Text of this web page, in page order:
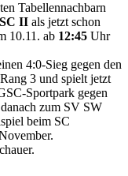
Tabellennachbarn
II als jetzt schon
10.11. ab 12:45 Uhr
4:0-Sieg gegen den
3 und spielt jetzt
Sportpark gegen
zum SV SW
beim SC